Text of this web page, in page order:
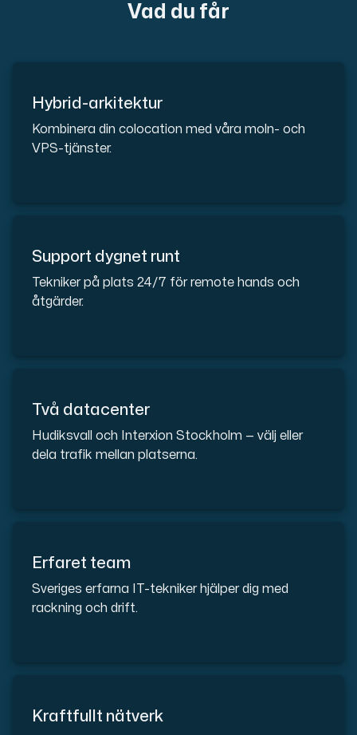
En VPS ger inte bara trygghet — utan också en
KVM-VPS med Windows och Linux, dubbel nod-replikering.
Colocation-server
Vad du får
Hybrid-arkitektur
Kombinera din colocation med våra moln- och
VPS-tjänster.
Support dygnet runt
Tekniker på plats 24/7 för remote hands och
åtgärder.
Två datacenter
Hudiksvall och Interxion Stockholm — välj eller
dela trafik mellan platserna.
Erfaret team
Sveriges erfarna IT-tekniker hjälper dig med
rackning och drift.
Kraftfullt nätverk